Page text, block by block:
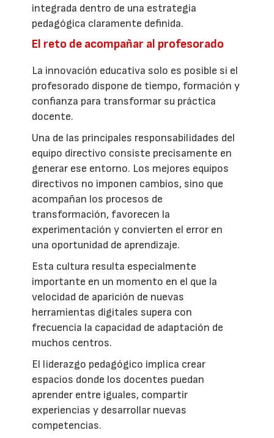
integrada dentro de una estrategia
pedagógica claramente definida.
El reto de acompañar al profesorado
La innovación educativa solo es posible si el
profesorado dispone de tiempo, formación y
confianza para transformar su práctica
docente.
Una de las principales responsabilidades del
equipo directivo consiste precisamente en
generar ese entorno. Los mejores equipos
directivos no imponen cambios, sino que
acompañan los procesos de
transformación, favorecen la
experimentación y convierten el error en
una oportunidad de aprendizaje.
Esta cultura resulta especialmente
importante en un momento en el que la
velocidad de aparición de nuevas
herramientas digitales supera con
frecuencia la capacidad de adaptación de
muchos centros.
El liderazgo pedagógico implica crear
espacios donde los docentes puedan
aprender entre iguales, compartir
experiencias y desarrollar nuevas
competencias.